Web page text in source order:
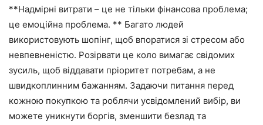
**Надмірні витрати – це не тільки фінансова проблема;
це емоційна проблема. ** Багато людей
використовують шопінг, щоб впоратися зі стресом або
невпевненістю. Розірвати це коло вимагає свідомих
зусиль, щоб віддавати пріоритет потребам, а не
швидкоплинним бажанням. Задаючи питання перед
кожною покупкою та роблячи усвідомлений вибір, ви
можете уникнути боргів, зменшити безлад та